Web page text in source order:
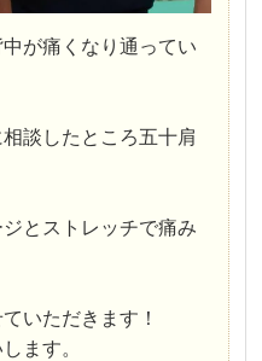
が痛くなり通ってい
談したところ五十肩
とストレッチで痛み
いただきます！
ます。